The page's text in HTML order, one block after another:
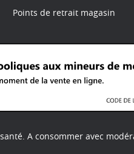
Points de retrait magasin
A consommer avec